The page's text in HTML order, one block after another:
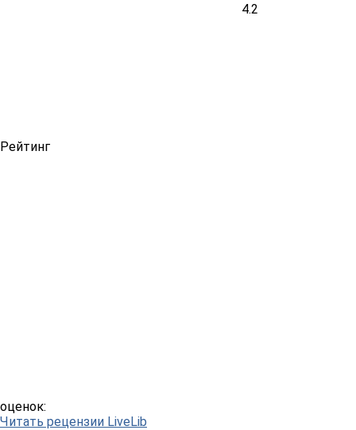
4.2
Рейтинг
оценок:
Читать рецензии LiveLib